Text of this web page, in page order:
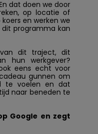
dat doen we door
op locatie of
en werken we
programma kan
dit traject, dit
hun werkgever?
eens echt voor
gunnen om
te voelen en dat
naar beneden te
Google en zegt